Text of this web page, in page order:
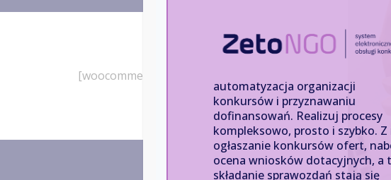
[woocommerce_my_account]
automatyzacja organizacji
konkursów i przyznawaniu
dofinansowań. Realizuj procesy
kompleksowo, prosto i szybko. Z
ogłaszanie konkursów ofert,
ocena wniosków dotacyjnych, a
składanie sprawozdań stają się